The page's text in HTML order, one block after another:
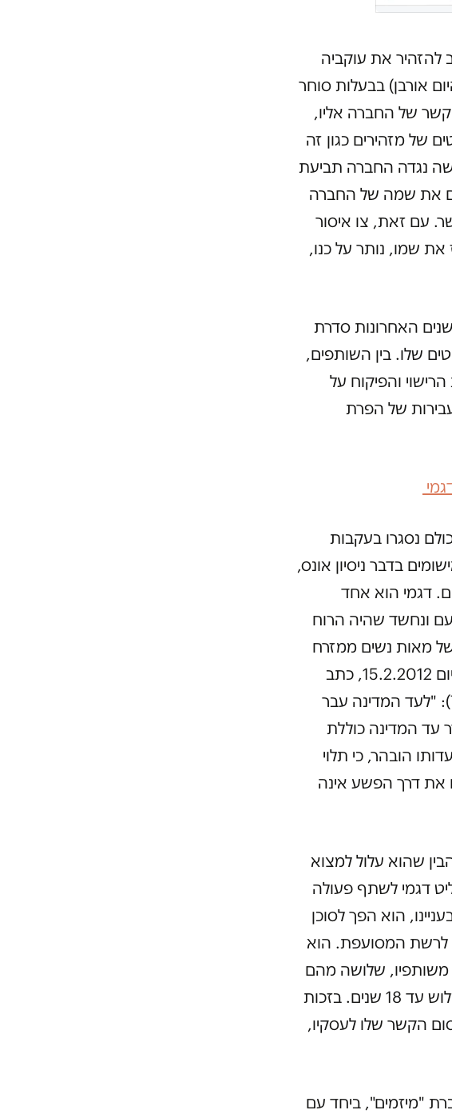
להזהיר את עוקביה
אורבן) בבעלות סוחר
של החברה אליו,
של מזהירים כגון זה
נגדה החברה תביעת
את שמה של החברה
עם זאת, צו איסור
שמו, נותר על כנו,
האחרונות סדרת
שלו. בין השותפים,
והפיקוח על
של הפרת
תיקים חמורים, וכולם נסגרו בעקבות
בדבר ניסיון אונס,
דגמי הוא אחד
ונחשד שהיה הרוח
מאות נשים ממזרח
אירופה והעסקתן בזנות. השופט כבוב, בהחלטתו מיום 15.2.2012, כתב
מפורשות בסעיף 19 להחלטה (שורות 19- 21 בעמ' 7): "לעד המדינה עבר
עד המדינה כוללת
הובהר, כי תלוי
את דרך הפשע אינה
שהוא עלול למצוא
דגמי לשתף פעולה
הוא הפך לסוכן
לרשת המסועפת. הוא
שלושה מהם
זוטרים ממנו. הם הורשעו ונידונו לעונשי מאסר של שלוש עד 18 שנים. בזכות
הקשר שלו לעסקיו,
"מיזמים", ביחד עם